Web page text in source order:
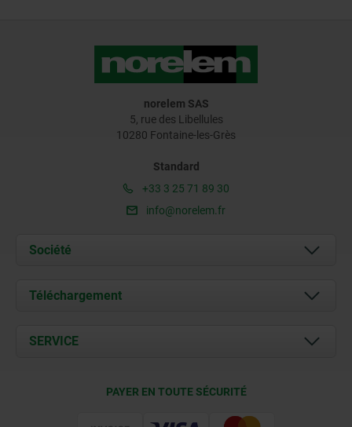
norelem SAS
5, rue des Libellules
10280 Fontaine-les-Grès
Standard
+33 3 25 71 89 30
info@norelem.fr
Société
À propos de nous
Contact
Téléchargement
Documents
SERVICE
PAYER EN TOUTE SÉCURITÉ